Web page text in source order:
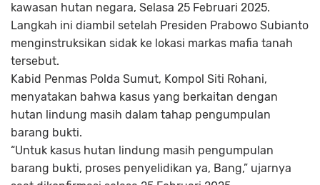
kawasan hutan negara, Selasa 25 Februari 2025.
Langkah ini diambil setelah Presiden Prabowo Subianto
menginstruksikan sidak ke lokasi markas mafia tanah
tersebut.
Kabid Penmas Polda Sumut, Kompol Siti Rohani,
menyatakan bahwa kasus yang berkaitan dengan
hutan lindung masih dalam tahap pengumpulan
barang bukti.
“Untuk kasus hutan lindung masih pengumpulan
barang bukti, proses penyelidikan ya, Bang,” ujarnya